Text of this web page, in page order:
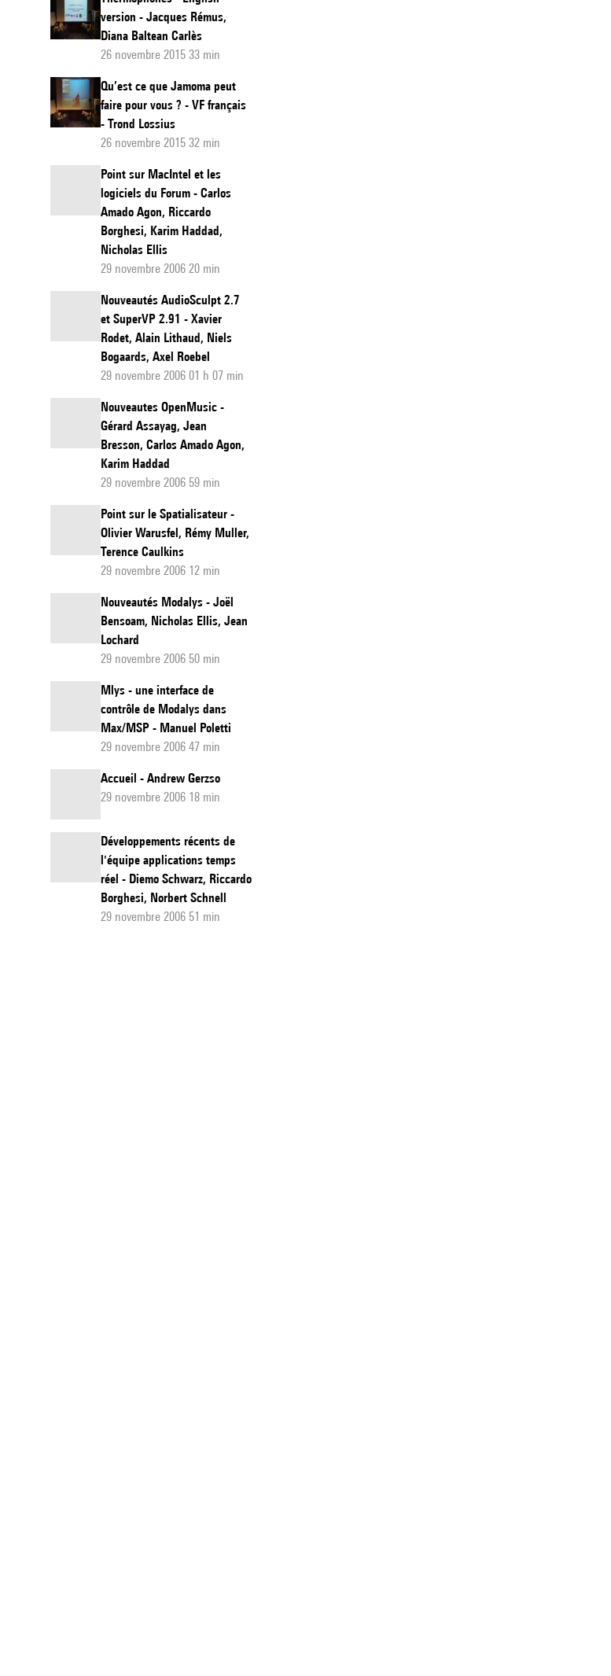
version - Jacques Rémus,
Diana Baltean Carlès
26 novembre 2015 33 min
Qu’est ce que Jamoma peut
faire pour vous ? - VF français
- Trond Lossius
26 novembre 2015 32 min
Point sur MacIntel et les
logiciels du Forum - Carlos
Amado Agon, Riccardo
Borghesi, Karim Haddad,
Nicholas Ellis
29 novembre 2006 20 min
Nouveautés AudioSculpt 2.7
et SuperVP 2.91 - Xavier
Rodet, Alain Lithaud, Niels
Bogaards, Axel Roebel
29 novembre 2006 01 h 07 min
Nouveautes OpenMusic -
Gérard Assayag, Jean
Bresson, Carlos Amado Agon,
Karim Haddad
29 novembre 2006 59 min
Point sur le Spatialisateur -
Olivier Warusfel, Rémy Muller,
Terence Caulkins
29 novembre 2006 12 min
Nouveautés Modalys - Joël
Bensoam, Nicholas Ellis, Jean
Lochard
29 novembre 2006 50 min
Mlys - une interface de
contrôle de Modalys dans
Max/MSP - Manuel Poletti
29 novembre 2006 47 min
Accueil - Andrew Gerzso
29 novembre 2006 18 min
Développements récents de
l'équipe applications temps
réel - Diemo Schwarz, Riccardo
Borghesi, Norbert Schnell
29 novembre 2006 51 min